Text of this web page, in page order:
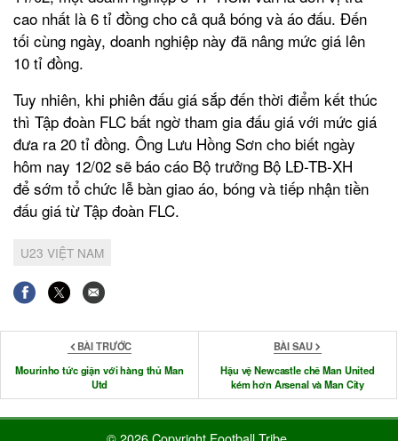
cao nhất là 6 tỉ đồng cho cả quả bóng và áo đấu. Đến
tối cùng ngày, doanh nghiệp này đã nâng mức giá lên
10 tỉ đồng.
Tuy nhiên, khi phiên đấu giá sắp đến thời điểm kết thúc
thì Tập đoàn FLC bất ngờ tham gia đấu giá với mức giá
đưa ra 20 tỉ đồng. Ông Lưu Hồng Sơn cho biết ngày
hôm nay 12/02 sẽ báo cáo Bộ trưởng Bộ LĐ-TB-XH
để sớm tổ chức lễ bàn giao áo, bóng và tiếp nhận tiền
đấu giá từ Tập đoàn FLC.
U23 VIỆT NAM
BÀI TRƯỚC
Mourinho tức giận với hàng thủ Man
Utd
BÀI SAU
Hậu vệ Newcastle chê Man United
kém hơn Arsenal và Man City